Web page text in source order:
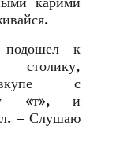
к
вкупе с
«т», и
– Слушаю